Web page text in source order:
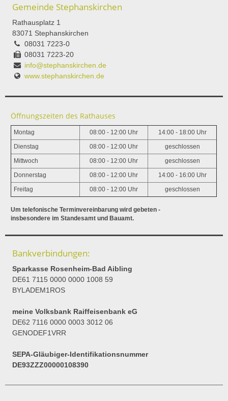
Gemeinde Stephanskirchen
Rathausplatz 1
83071 Stephanskirchen
08031 7223-0
08031 7223-20
info@stephanskirchen.de
www.stephanskirchen.de
Öffnungszeiten des Rathauses
Montag 08:00 - 12:00 Uhr 14:00 - 18:00 Uhr
Dienstag 08:00 - 12:00 Uhr geschlossen
Mittwoch 08:00 - 12:00 Uhr geschlossen
Donnerstag 08:00 - 12:00 Uhr 14:00 - 16:00 Uhr
Freitag 08:00 - 12:00 Uhr geschlossen
Um telefonische Terminvereinbarung wird gebeten -
insbesondere im Standesamt und Bauamt.
Bankverbindungen:
Sparkasse Rosenheim-Bad Aibling
DE61 7115 0000 0000 1008 59
BYLADEM1ROS
meine Volksbank Raiffeisenbank eG
DE62 7116 0000 0003 3012 06
GENODEF1VRR
SEPA-Gläubiger-Identifikationsnummer
DE93ZZZ00000108390